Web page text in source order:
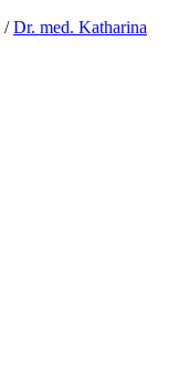
/Dr. med. Katharina